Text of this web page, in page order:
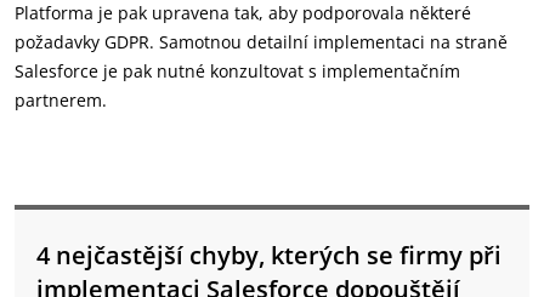
Platforma je pak upravena tak, aby podporovala některé
požadavky GDPR. Samotnou detailní implementaci na straně
Salesforce je pak nutné konzultovat s implementačním
partnerem.
4 nejčastější chyby, kterých se firmy při
implementaci Salesforce dopouštějí